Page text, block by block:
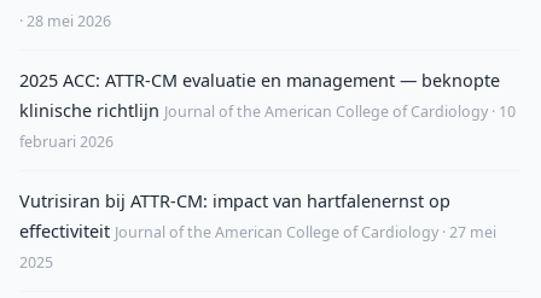
· 28 mei 2026
2025 ACC: ATTR-CM evaluatie en management — beknopte
klinische richtlijn Journal of the American College of Cardiology · 10
februari 2026
Vutrisiran bij ATTR-CM: impact van hartfalenernst op
effectiviteit Journal of the American College of Cardiology · 27 mei
2025